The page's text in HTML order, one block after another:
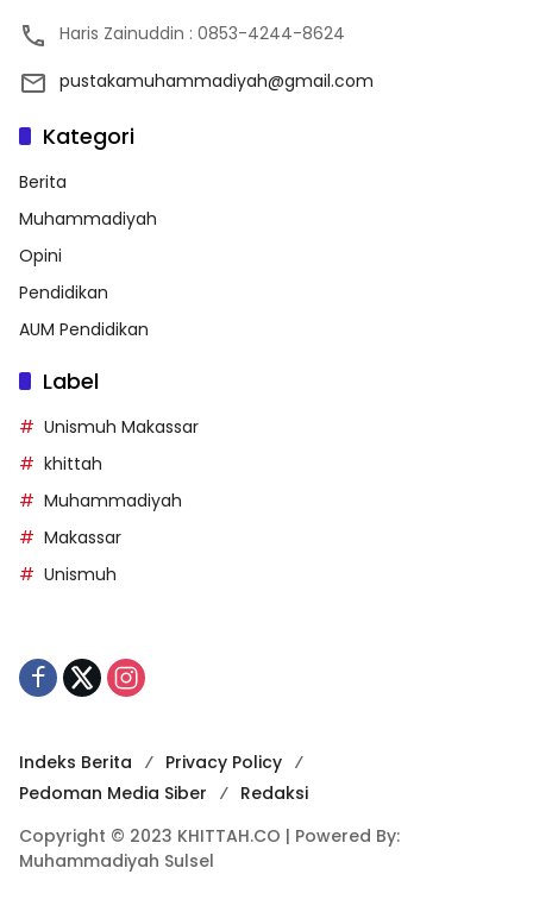
Haris Zainuddin : 0853-4244-8624
pustakamuhammadiyah@gmail.com
Kategori
Berita
Muhammadiyah
Opini
Pendidikan
AUM Pendidikan
Label
Unismuh Makassar
khittah
Muhammadiyah
Makassar
Unismuh
Indeks Berita
Privacy Policy
Pedoman Media Siber
Redaksi
Copyright © 2023 KHITTAH.CO | Powered By:
Muhammadiyah Sulsel